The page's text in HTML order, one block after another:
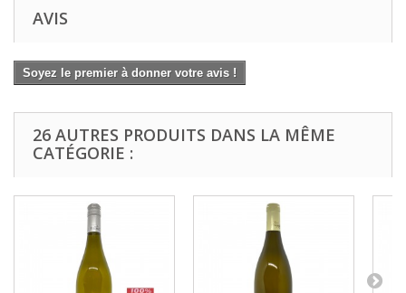
AVIS
Soyez le premier à donner votre avis !
26 AUTRES PRODUITS DANS LA MÊME
CATÉGORIE :